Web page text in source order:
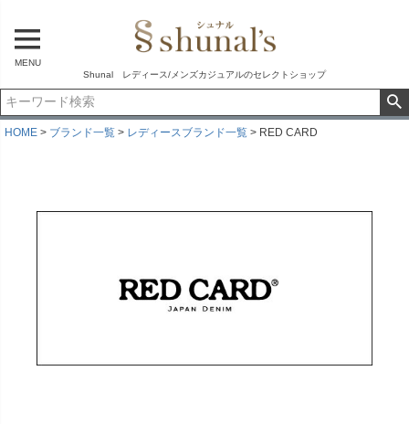
MENU
Shunal レディース/メンズカジュアルのセレクトショップ
HOME ブランド一覧 レディースブランド一覧 RED CARD